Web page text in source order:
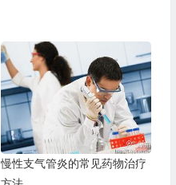
慢性支气管炎的常见药物治疗